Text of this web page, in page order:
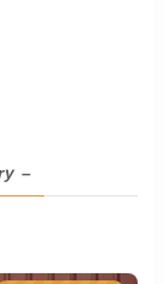
–